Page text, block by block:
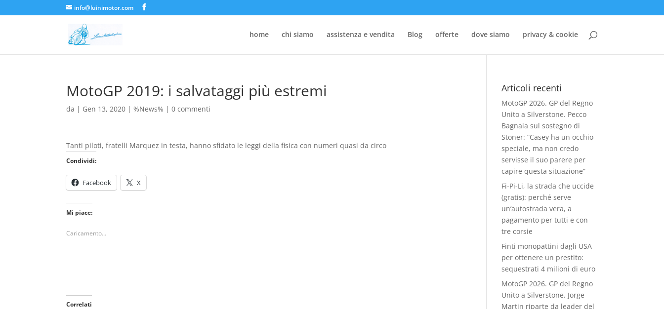
info@luinimotor.com
home chi siamo assistenza e vendita Blog offerte dove siamo privacy & cookie
MotoGP 2019: i salvataggi più estremi
da | Gen 13, 2020 |%News% |0 commenti
Tanti piloti, fratelli Marquez in testa, hanno sfidato le leggi della fisica con numeri quasi da circo
Condividi:
Facebook X
Mi piace:
Caricamento...
Correlati
Articoli recenti
MotoGP 2026. GP del Regno
Unito a Silverstone. Pecco
Bagnaia sul sostegno di
Stoner: “Casey ha un occhio
speciale, ma non credo
servisse il suo parere per
capire questa situazione”
Fi-Pi-Li, la strada che uccide
(gratis): perché serve
un’autostrada vera, a
pagamento per tutti e con
tre corsie
Finti monopattini dagli USA
per ottenere un prestito:
sequestrati 4 milioni di euro
MotoGP 2026. GP del Regno
Unito a Silverstone. Jorge
Martin riparte da leader del